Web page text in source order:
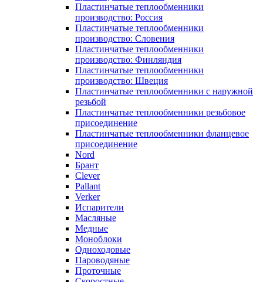
Пластинчатые теплообменники
производство: Россия
Пластинчатые теплообменники
производство: Словения
Пластинчатые теплообменники
производство: Финляндия
Пластинчатые теплообменники
производство: Швеция
Пластинчатые теплообменники с наружной
резьбой
Пластинчатые теплообменники резьбовое
присоединение
Пластинчатые теплообменники фланцевое
присоединение
Nord
Брант
Clever
Pallant
Verker
Испарители
Масляные
Медные
Моноблоки
Одноходовые
Пароводяные
Проточные